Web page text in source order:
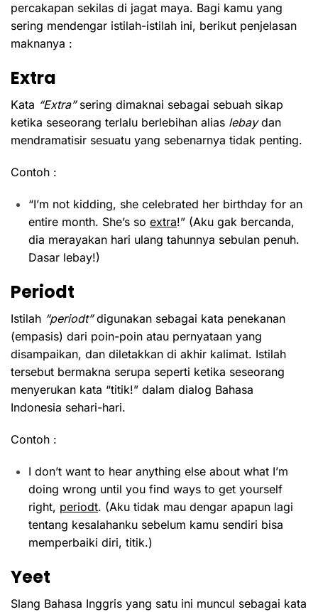
percakapan sekilas di jagat maya. Bagi kamu yang
sering mendengar istilah-istilah ini, berikut penjelasan
maknanya :
Extra
Kata “Extra”sering dimaknai sebagai sebuah sikap
ketika seseorang terlalu berlebihan alias lebaydan
mendramatisir sesuatu yang sebenarnya tidak penting.
Contoh :
“I’m not kidding, she celebrated her birthday for an
entire month. She’s so extra!” (Aku gak bercanda,
dia merayakan hari ulang tahunnya sebulan penuh.
Dasar lebay!)
Periodt
Istilah “periodt”digunakan sebagai kata penekanan
(empasis) dari poin-poin atau pernyataan yang
disampaikan, dan diletakkan di akhir kalimat. Istilah
tersebut bermakna serupa seperti ketika seseorang
menyerukan kata “titik!” dalam dialog Bahasa
Indonesia sehari-hari.
Contoh :
I don’t want to hear anything else about what I’m
doing wrong until you find ways to get yourself
right, periodt. (Aku tidak mau dengar apapun lagi
tentang kesalahanku sebelum kamu sendiri bisa
memperbaiki diri, titik.)
Yeet
Slang Bahasa Inggris yang satu ini muncul sebagai kata